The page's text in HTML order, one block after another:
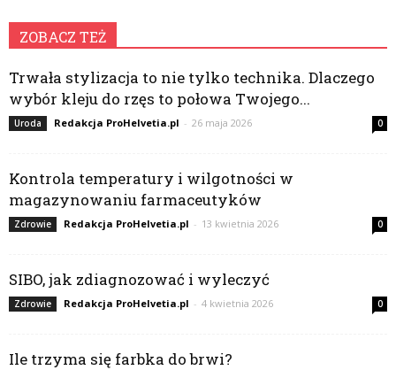
ZOBACZ TEŻ
Trwała stylizacja to nie tylko technika. Dlaczego
wybór kleju do rzęs to połowa Twojego...
Uroda Redakcja ProHelvetia.pl - 26 maja 2026 0
Kontrola temperatury i wilgotności w
magazynowaniu farmaceutyków
Zdrowie Redakcja ProHelvetia.pl - 13 kwietnia 2026 0
SIBO, jak zdiagnozować i wyleczyć
Zdrowie Redakcja ProHelvetia.pl - 4 kwietnia 2026 0
Ile trzyma się farbka do brwi?